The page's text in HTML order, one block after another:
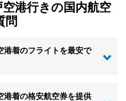
港行きの国内航空
問
港着のフライトを最安で
港着の格安航空券を提供